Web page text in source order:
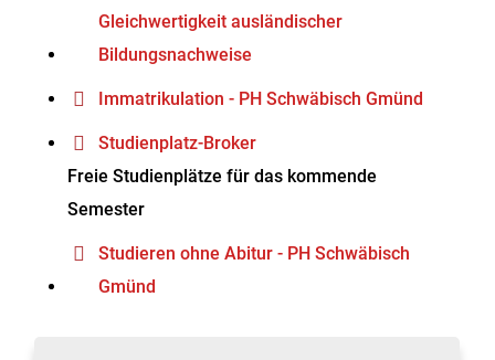
Gleichwertigkeit ausländischer
Bildungsnachweise
Immatrikulation - PH Schwäbisch Gmünd
Studienplatz-Broker
Freie Studienplätze für das kommende
Semester
Studieren ohne Abitur - PH Schwäbisch
Gmünd